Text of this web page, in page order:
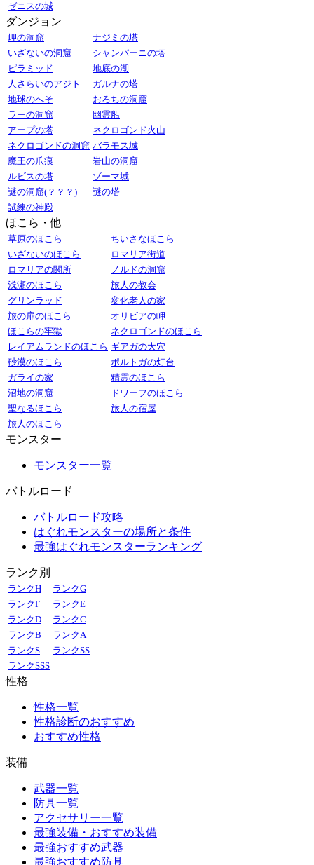
ゼニスの城
ダンジョン
岬の洞窟
ナジミの塔
いざないの洞窟
シャンパーニの塔
ピラミッド
地底の湖
人さらいのアジト
ガルナの塔
地球のへそ
おろちの洞窟
ラーの洞窟
幽霊船
アープの塔
ネクロゴンド火山
ネクロゴンドの洞窟 バラモス城
魔王の爪痕
岩山の洞窟
ルビスの塔
ゾーマ城
謎の洞窟(？？？)
謎の塔
試練の神殿
ほこら・他
草原のほこら
ちいさなほこら
いざないのほこら
ロマリア街道
ロマリアの関所
ノルドの洞窟
浅瀬のほこら
旅人の教会
グリンラッド
変化老人の家
旅の扉のほこら
オリビアの岬
ほこらの牢獄
ネクロゴンドのほこら
レイアムランドのほこら ギアガの大穴
砂漠のほこら
ポルトガの灯台
ガライの家
精霊のほこら
沼地の洞窟
ドワーフのほこら
聖なるほこら
旅人の宿屋
旅人のほこら
モンスター
モンスター一覧
バトルロード
バトルロード攻略
はぐれモンスターの場所と条件
最強はぐれモンスターランキング
ランク別
ランクH
ランクG
ランクF
ランクE
ランクD
ランクC
ランクB
ランクA
ランクS
ランクSS
ランクSSS
性格
性格一覧
性格診断のおすすめ
おすすめ性格
装備
武器一覧
防具一覧
アクセサリー一覧
最強装備・おすすめ装備
最強おすすめ武器
最強おすすめ防具